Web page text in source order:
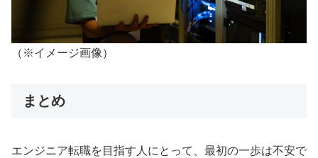
（※イメージ画像）
まとめ
エンジニア転職を目指す人にとって、最初の一歩は不安で